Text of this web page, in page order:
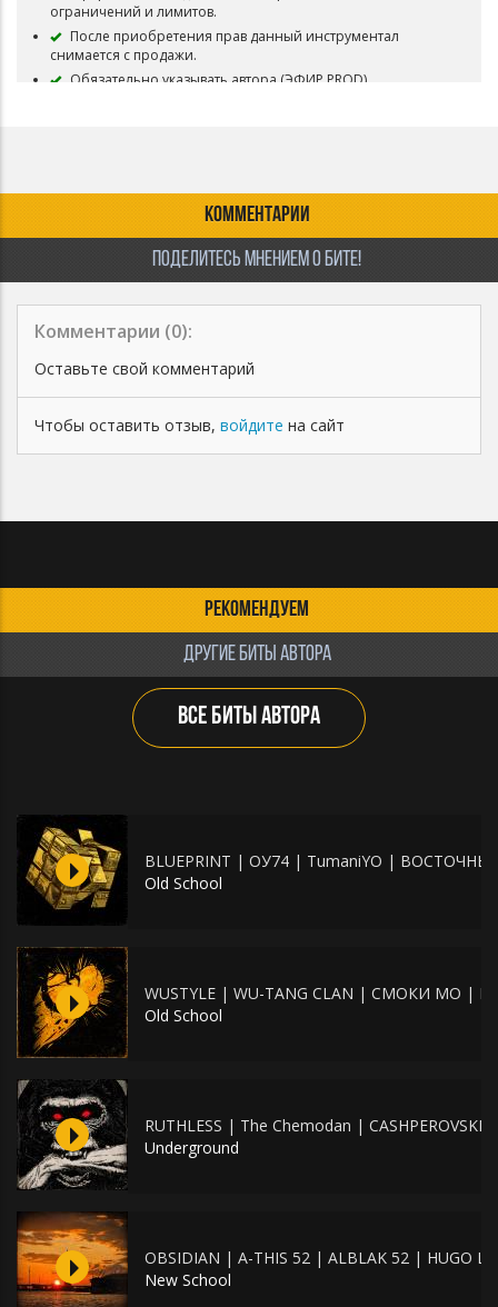
ограничений и лимитов.
После приобретения прав данный инструментал
снимается с продажи.
Обязательно указывать автора (ЭФИР PROD)
КОММЕНТАРИИ
ПОДЕЛИТЕСЬ МНЕНИЕМ О БИТЕ!
Комментарии (0):
Оставьте свой комментарий
Чтобы оставить отзыв, войдите на сайт
РЕКОМЕНДУЕМ
ДРУГИЕ БИТЫ АВТОРА
ВСЕ БИТЫ АВТОРА
BLUEPRINT | ОУ74 | TumaniYO |
Old School
WUSTYLE | WU-TANG CLAN | СМОКИ МО |
Old School
RUTHLESS | The Chemodan |
Underground
OBSIDIAN | A-THIS 52 | ALBLAK 52 | HUGO
New School